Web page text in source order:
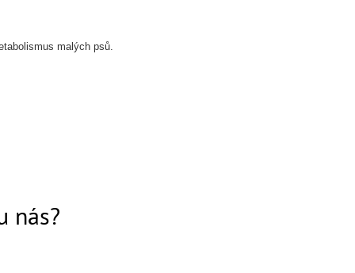
malých psů.
nás?